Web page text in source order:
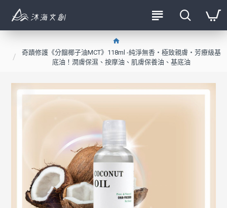
奇蹟修護《分餾椰子油MCT》118ml -純淨無香・極致親膚・芳療級基
底油！潤膚保濕、按摩油、肌膚保養油、基底油